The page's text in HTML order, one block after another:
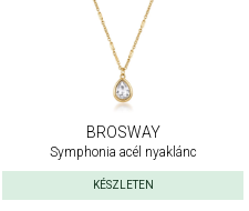
BROSWAY
Symphonia acél nyaklánc
KÉSZLETEN